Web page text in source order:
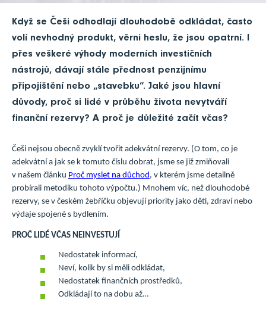
Když se Češi odhodlají dlouhodobě odkládat, často
volí nevhodný produkt, věrni heslu, že jsou opatrní. I
přes veškeré výhody moderních investičních
nástrojů, dávají stále přednost penzijnímu
připojištění nebo „stavebku“. Jaké jsou hlavní
důvody, proč si lidé v průběhu života nevytváří
finanční rezervy? A proč je důležité začít včas?
Češi nejsou obecně zvyklí tvořit adekvátní rezervy. (O tom, co je
adekvátní a jak se k tomuto číslu dobrat, jsme se již zmiňovali
v našem článku Proč myslet na důchod, v kterém jsme detailně
probírali metodiku tohoto výpočtu.) Mnohem víc, než dlouhodobé
rezervy, se v českém žebříčku objevují priority jako děti, zdraví nebo
výdaje spojené s bydlením.
PROČ LIDÉ VČAS NEINVESTUJÍ
Nedostatek informací,
Neví, kolik by si měli odkládat,
Nedostatek finančních prostředků,
Odkládají to na dobu až…